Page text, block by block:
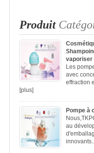
Produit
vaporiser
Les
avec
effraction
[plus]
Pompe à
au